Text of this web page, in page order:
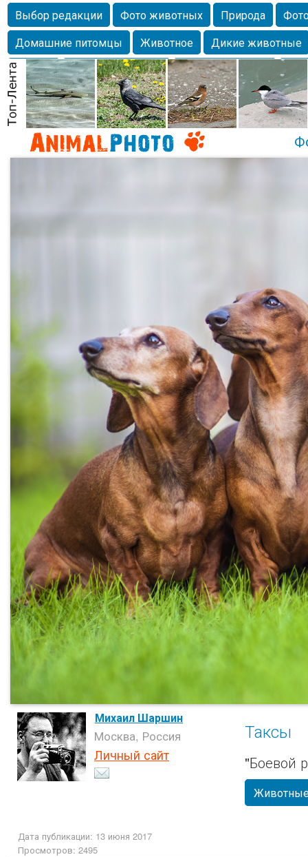
Выбор редакции Фото животных Природа
Домашние питомцы
Животное
Дикие животные
Собаки
Alexanderandronik Млекопитающие
Морда
Собачка Осень Портрет
Домашние
Насекомое
Коты Lebert Дикие птицы Утка
Михаил Шаршин
Москва, Россия
Личный сайт
Таксы
"Боевой
Дата публикации: 13 июня 2017
Просмотров: 2495